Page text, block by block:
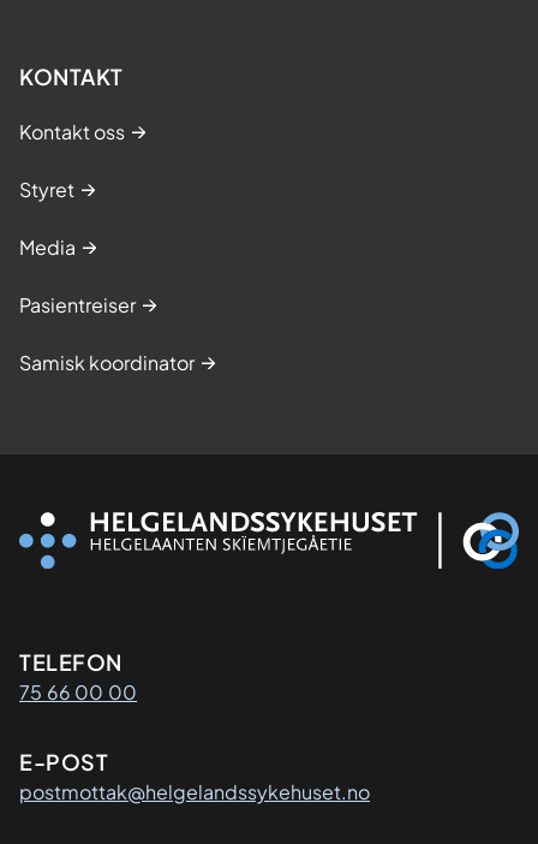
KONTAKT
Kontakt oss
Styret
Media
Pasientreiser
Samisk koordinator
Kontaktinformasjon
TELEFON
75 66 00 00
E-POST
postmottak@helgelandssykehuset.no